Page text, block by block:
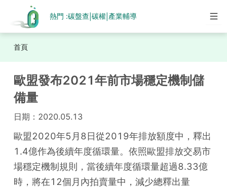
熱門 :碳盤查 碳權| 產業輔導
首頁
歐盟發布2021年前市場穩定機制儲
備量
日期： 2020.05.13
歐盟2020年5月8日從2019年排放額度中，釋出
1.4億作為後續年度循環量。依照歐盟排放交易市
場穩定機制規則，當後續年度循環量超過8.33億
時，將在12個月內拍賣量中，減少總釋出量